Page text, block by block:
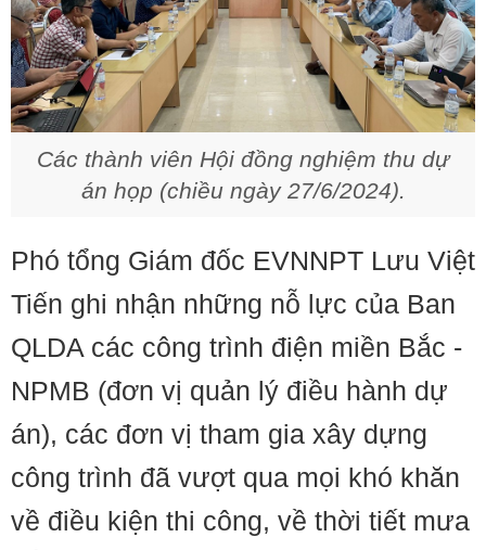
Các thành viên Hội đồng nghiệm thu dự
án họp (chiều ngày 27/6/2024).
Phó tổng Giám đốc EVNNPT Lưu Việt
Tiến ghi nhận những nỗ lực của Ban
QLDA các công trình điện miền Bắc -
NPMB (đơn vị quản lý điều hành dự
án), các đơn vị tham gia xây dựng
công trình đã vượt qua mọi khó khăn
về điều kiện thi công, về thời tiết mưa